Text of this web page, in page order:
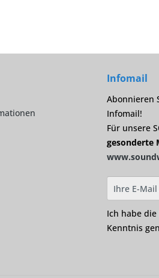
Infomail
Abonnieren
Infomail!
Für unsere
gesonderte
Ich habe die
Kenntnis